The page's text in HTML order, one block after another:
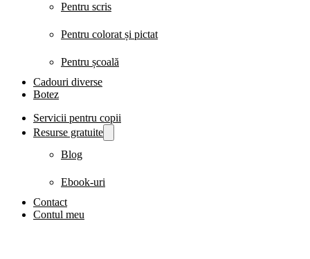
Pentru scris
Pentru colorat și pictat
Pentru școală
Cadouri diverse
Botez
Servicii pentru copii
Resurse gratuite
Blog
Ebook-uri
Contact
Contul meu